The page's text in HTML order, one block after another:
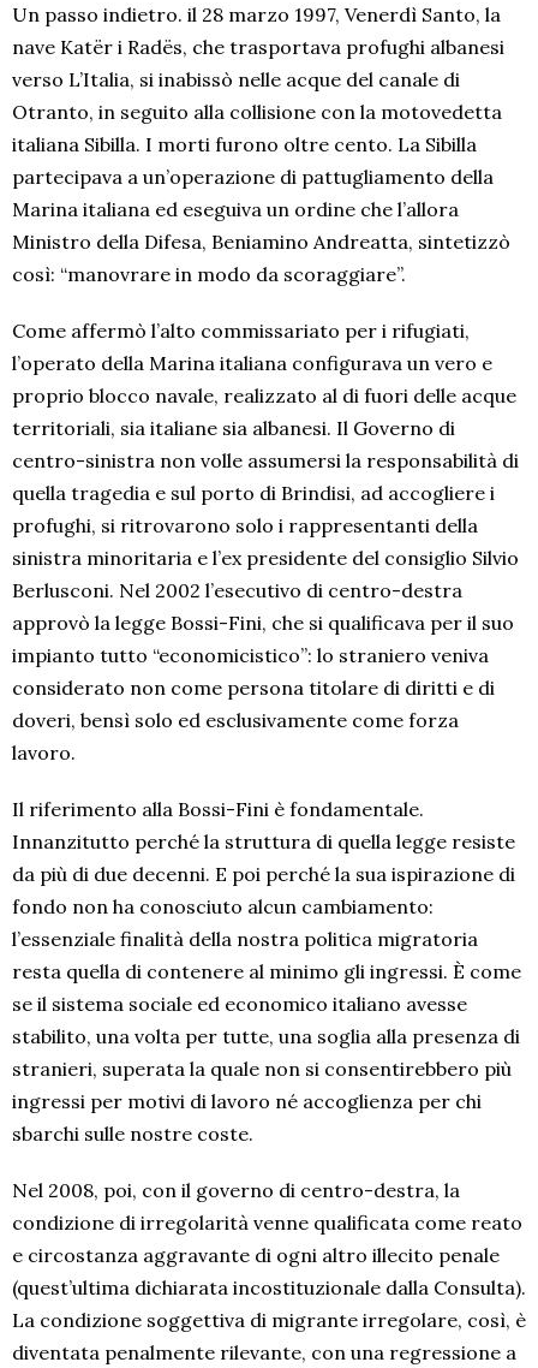
Un passo indietro. il 28 marzo 1997, Venerdì Santo, la
nave Katër i Radës, che trasportava profughi albanesi
verso L’Italia, si inabissò nelle acque del canale di
Otranto, in seguito alla collisione con la motovedetta
italiana Sibilla. I morti furono oltre cento. La Sibilla
partecipava a un’operazione di pattugliamento della
Marina italiana ed eseguiva un ordine che l’allora
Ministro della Difesa, Beniamino Andreatta, sintetizzò
così: “manovrare in modo da scoraggiare”.
Come affermò l’alto commissariato per i rifugiati,
l’operato della Marina italiana configurava un vero e
proprio blocco navale, realizzato al di fuori delle acque
territoriali, sia italiane sia albanesi. Il Governo di
centro-sinistra non volle assumersi la responsabilità di
quella tragedia e sul porto di Brindisi, ad accogliere i
profughi, si ritrovarono solo i rappresentanti della
sinistra minoritaria e l’ex presidente del consiglio Silvio
Berlusconi. Nel 2002 l’esecutivo di centro-destra
approvò la legge Bossi-Fini, che si qualificava per il suo
impianto tutto “economicistico”: lo straniero veniva
considerato non come persona titolare di diritti e di
doveri, bensì solo ed esclusivamente come forza
lavoro.
Il riferimento alla Bossi-Fini è fondamentale.
Innanzitutto perché la struttura di quella legge resiste
da più di due decenni. E poi perché la sua ispirazione di
fondo non ha conosciuto alcun cambiamento:
l’essenziale finalità della nostra politica migratoria
resta quella di contenere al minimo gli ingressi. È come
se il sistema sociale ed economico italiano avesse
stabilito, una volta per tutte, una soglia alla presenza di
stranieri, superata la quale non si consentirebbero più
ingressi per motivi di lavoro né accoglienza per chi
sbarchi sulle nostre coste.
Nel 2008, poi, con il governo di centro-destra, la
condizione di irregolarità venne qualificata come reato
e circostanza aggravante di ogni altro illecito penale
(quest’ultima dichiarata incostituzionale dalla Consulta).
La condizione soggettiva di migrante irregolare, così, è
diventata penalmente rilevante, con una regressione a